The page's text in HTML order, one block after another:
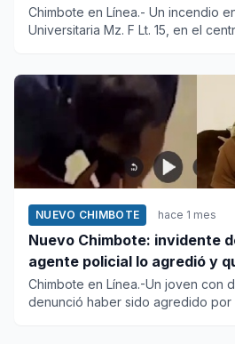
Chimbote en Línea.- Un incendio
Universitaria Mz. F Lt. 15, en el
NUEVO CHIMBOTE hace 1 mes
Nuevo Chimbote: invidente
agente policial lo agredió y
se negaron a atender su
Chimbote en Línea.-Un joven con
denunció haber sido agredido por